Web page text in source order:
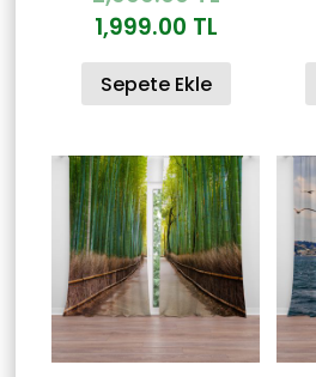
1,999.00 TLŞu
andaki
Sepete Ekle